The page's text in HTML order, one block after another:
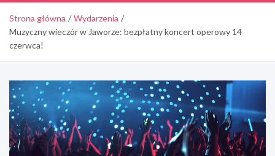
Strona główna
Wydarzenia
Muzyczny wieczór w Jaworze: bezpłatny koncert operowy 14
czerwca!